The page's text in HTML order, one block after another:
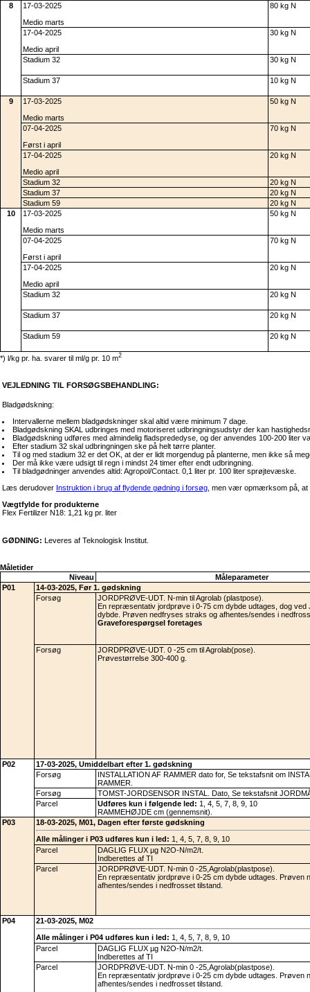
8
17-03-2025
Medio marts
80 kg N
17-04-2025
Medio april
30 kg N
Stadium 32 30 kg N
Stadium 37 10 kg N
9
17-03-2025
Medio marts
50 kg N
07-04-2025
Først i april
70 kg N
17-04-2025
Medio april
20 kg N
Stadium 32
20 kg N
Stadium 37
20 kg N
Stadium 59
20 kg N
10
17-03-2025
Medio marts
50 kg N
07-04-2025
Først i april
70 kg N
17-04-2025
Medio april
20 kg N
Stadium 32 20 kg N
Stadium 37 20 kg N
Stadium 59 20 kg N
*) l/kg pr. ha. svarer til ml/g pr. 10 m2
VEJLEDNING TIL FORSØGSBEHANDLING:
Bladgødskning:
Intervallerne mellem bladgødskninger skal altid være minimum 7 dage.
Bladgødskning SKAL udbringes med motoriseret udbringningsudstyr der kan
Bladgødskning udføres med almindelig fladsprededyse, og der anvendes 100-200 liter
Efter stadium 32 skal udbringningen ske på helt tørre planter.
Til og med stadium 32 er det OK, at der er lidt morgendug på planterne, men ikke så
Der må ikke være udsigt til regn i mindst 24 timer efter endt udbringning.
Til bladgødninger anvendes altid: Agropol/Contact. 0,1 liter pr. 100 liter sprøjtevæske.
Læs derudover Instruktion i brug af flydende gødning i forsøg , men vær opmærksom på,
Vægtfylde for produkterne
Flex Fertilizer N18: 1,21 kg pr. liter
GØDNING: Leveres af Teknologisk Institut.
Måletider
Niveau
Måleparameter
P01
14-03-2025, Før 1. gødskning
Forsøg
JORDPRØVE-UDT. N-min til Agrolab (plastpose).
En repræsentativ jordprøve i 0-75 cm dybde udtages, dog ved
dybde. Prøven nedfryses straks og afhentes/sendes i
Graveforespørgsel foretages
Forsøg
JORDPRØVE-UDT. 0 -25 cm til Agrolab(pose).
Prøvestørrelse 300-400 g.
P02
17-03-2025, Umiddelbart efter 1. gødskning
Forsøg
INSTALLATION AF RAMMER dato for, Se tekstafsnit om
RAMMER.
Forsøg
TOMST-JORDSENSOR INSTAL. Dato, Se tekstafsnit
Parcel
Udføres kun i følgende led: 1, 4, 5, 7, 8, 9, 10
RAMMEHØJDE cm (gennemsnit).
P03
18-03-2025, M01, Dagen efter første gødskning
Alle målinger i P03 udføres kun i led: 1, 4, 5, 7, 8, 9, 10
Parcel
DAGLIG FLUX µg N2O-N/m2/t.
Indberettes af TI
Parcel
JORDPRØVE-UDT. N-min 0 -25,Agrolab(plastpose).
En repræsentativ jordprøve i 0-25 cm dybde udtages. Prøven
afhentes/sendes i nedfrosset tilstand.
P04 21-03-2025, M02
Alle målinger i P04 udføres kun i led: 1, 4, 5, 7, 8, 9, 10
Parcel
DAGLIG FLUX µg N2O-N/m2/t.
Indberettes af TI
Parcel
JORDPRØVE-UDT. N-min 0 -25,Agrolab(plastpose).
En repræsentativ jordprøve i 0-25 cm dybde udtages. Prøven
afhentes/sendes i nedfrosset tilstand.